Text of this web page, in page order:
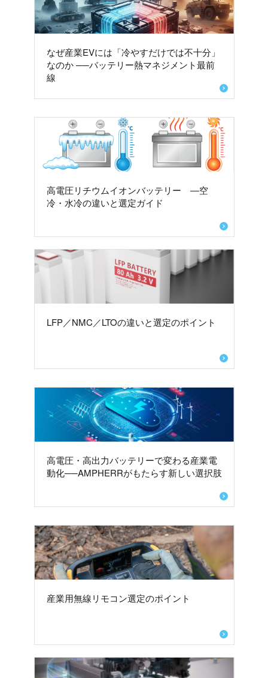
なぜ産業EVには「冷やすだけでは不十分」
なのか ──バッテリー熱マネジメント最前
線
高電圧リチウムイオンバッテリー ―空
冷・水冷の違いと選定ガイド
LFP／NMC／LTOの違いと選定のポイント
高電圧・高出力バッテリーで変わる産業電
動化──AMPHERRがもたらす新しい選択肢
産業用無線リモコン選定のポイント